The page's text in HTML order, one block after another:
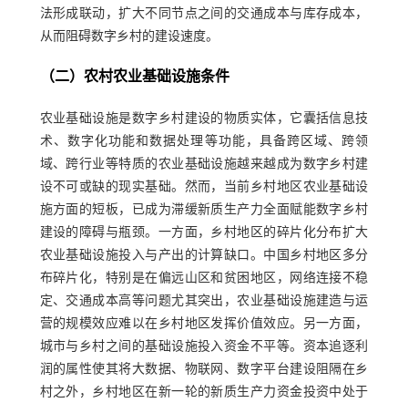
法形成联动，扩大不同节点之间的交通成本与库存成本，
从而阻碍数字乡村的建设速度。
（二）农村农业基础设施条件
农业基础设施是数字乡村建设的物质实体，它囊括信息技
术、数字化功能和数据处理等功能，具备跨区域、跨领
域、跨行业等特质的农业基础设施越来越成为数字乡村建
设不可或缺的现实基础。然而，当前乡村地区农业基础设
施方面的短板，已成为滞缓新质生产力全面赋能数字乡村
建设的障碍与瓶颈。一方面，乡村地区的碎片化分布扩大
农业基础设施投入与产出的计算缺口。中国乡村地区多分
布碎片化，特别是在偏远山区和贫困地区，网络连接不稳
定、交通成本高等问题尤其突出，农业基础设施建造与运
营的规模效应难以在乡村地区发挥价值效应。另一方面，
城市与乡村之间的基础设施投入资金不平等。资本追逐利
润的属性使其将大数据、物联网、数字平台建设阻隔在乡
村之外，乡村地区在新一轮的新质生产力资金投资中处于